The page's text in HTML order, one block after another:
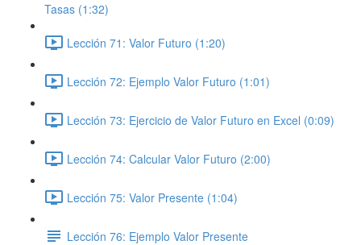
Tasas (1:32)
Lección 71: Valor Futuro (1:20)
Lección 72: Ejemplo Valor Futuro (1:01)
Lección 73: Ejercicio de Valor Futuro en Excel (0:09)
Lección 74: Calcular Valor Futuro (2:00)
Lección 75: Valor Presente (1:04)
Lección 76: Ejemplo Valor Presente